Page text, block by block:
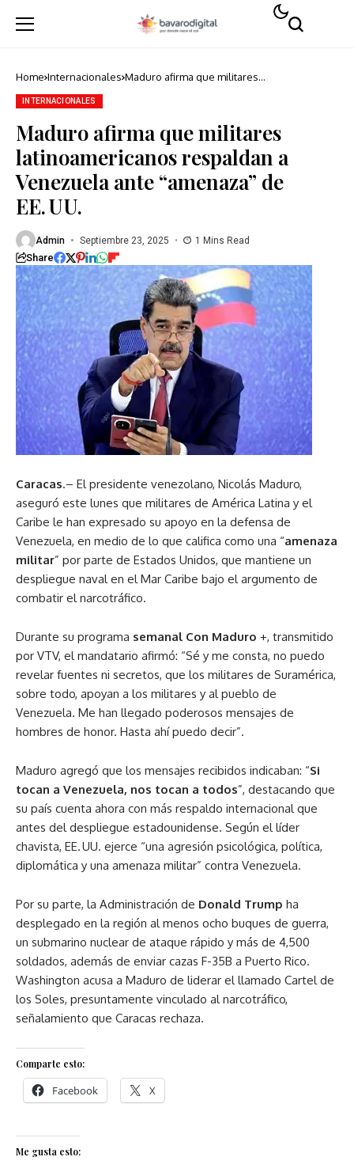
Home Internacionales Maduro afirma que militares
INTERNACIONALES
Maduro afirma que militares
latinoamericanos respaldan a
Venezuela ante “amenaza” de
EE. UU.
Admin Septiembre 23, 2025 1 Mins Read
Share
Caracas.– El presidente venezolano, Nicolás Maduro,
aseguró este lunes que militares de América Latina y el
Caribe le han expresado su apoyo en la defensa de
Venezuela, en medio de lo que califica como una “amenaza
militar” por parte de Estados Unidos, que mantiene un
despliegue naval en el Mar Caribe bajo el argumento de
combatir el narcotráfico.
Durante su programa semanal Con Maduro +, transmitido
por VTV, el mandatario afirmó: “Sé y me consta, no puedo
revelar fuentes ni secretos, que los militares de Suramérica,
sobre todo, apoyan a los militares y al pueblo de
Venezuela. Me han llegado poderosos mensajes de
hombres de honor. Hasta ahí puedo decir”.
Maduro agregó que los mensajes recibidos indicaban: “Si
tocan a Venezuela, nos tocan a todos”, destacando que
su país cuenta ahora con más respaldo internacional que
antes del despliegue estadounidense. Según el líder
chavista, EE. UU. ejerce “una agresión psicológica, política,
diplomática y una amenaza militar” contra Venezuela.
Por su parte, la Administración de Donald Trump ha
desplegado en la región al menos ocho buques de guerra,
un submarino nuclear de ataque rápido y más de 4,500
soldados, además de enviar cazas F-35B a Puerto Rico.
Washington acusa a Maduro de liderar el llamado Cartel de
los Soles, presuntamente vinculado al narcotráfico,
señalamiento que Caracas rechaza.
Comparte esto:
Facebook X
Me gusta esto: